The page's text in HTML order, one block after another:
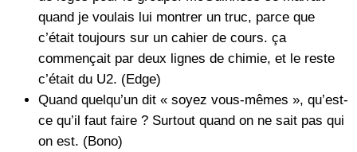
quand je voulais lui montrer un truc, parce que
c’était toujours sur un cahier de cours. ça
commençait par deux lignes de chimie, et le reste
c’était du U2. (Edge)
Quand quelqu’un dit « soyez vous-mêmes », qu’est-
ce qu’il faut faire ? Surtout quand on ne sait pas qui
on est. (Bono)